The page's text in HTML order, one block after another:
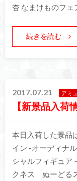
杏 なまけものフ
続きを読む
2017.07.21 アミ
【新景品入荷
本日入荷した景品
イン -オーディナ
シャルフィギュア
クネス ぬーどる